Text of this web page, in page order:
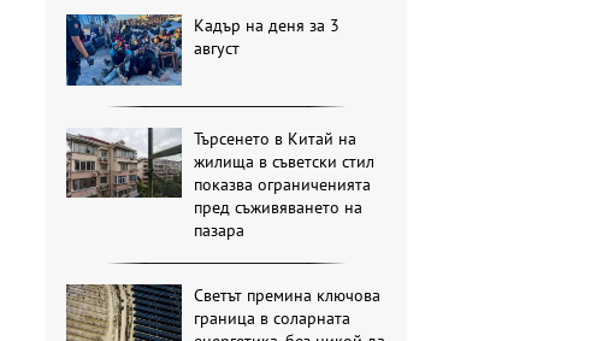
Кадър на деня за 3
август
Търсенето в Китай на
жилища в съветски стил
показва ограниченията
пред съживяването на
пазара
Светът премина ключова
граница в соларната